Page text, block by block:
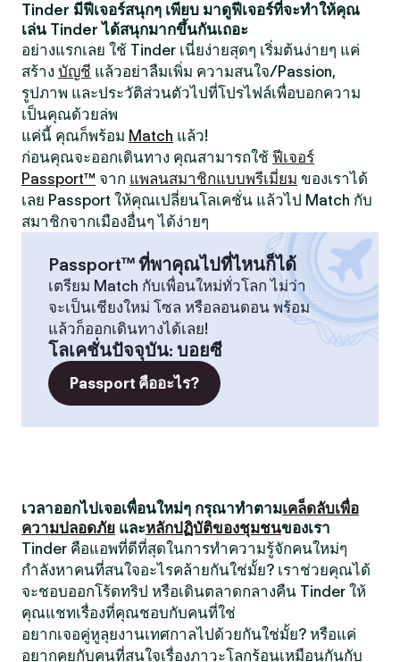
Tinder มีฟีเจอร์สนุกๆ เพียบ มาดูฟีเจอร์ที่จะทำให้คุณ
เล่น Tinder ได้สนุกมากขึ้นกันเถอะ
อย่างแรกเลย ใช้ Tinder เนี่ยง่ายสุดๆ เริ่มต้นง่ายๆ แค่
สร้าง บัญชี แล้วอย่าลืมเพิ่ม ความสนใจ/Passion,
รูปภาพ และประวัติส่วนตัวไปที่โปรไฟล์เพื่อบอกความ
เป็นคุณด้วยล่พ
แค่นี้ คุณก็พร้อม Match แล้ว!
ก่อนคุณจะออกเดินทาง คุณสามารถใช้ ฟีเจอร์
Passport™ จาก แพลนสมาชิกแบบพรีเมี่ยม ของเราได้
เลย Passport ให้คุณเปลี่ยนโลเคชั่น แล้วไป Match กับ
สมาชิกจากเมืองอื่นๆ ได้ง่ายๆ
Passport™ ที่พาคุณไปที่ไหนก็ได้
เตรียม Match กับเพื่อนใหม่ทั่วโลก ไม่ว่า
จะเป็นเชียงใหม่ โซล หรือลอนดอน พร้อม
แล้วก็ออกเดินทางได้เลย!
โลเคชั่นปัจจุบัน: บอยซี
Passport คืออะไร?
เวลาออกไปเจอเพื่อนใหม่ๆ กรุณาทำตามเคล็ดลับเพื่อ
ความปลอดภัย และหลักปฏิบัติของชุมชนของเรา
Tinder คือแอพที่ดีที่สุดในการทำความรู้จักคนใหม่ๆ
กำลังหาคนที่สนใจอะไรคล้ายกันใช่มั้ย? เราช่วยคุณได้
จะชอบออกโร้ดทริป หรือเดินตลาดกลางคืน Tinder ให้
คุณแชทเรื่องที่คุณชอบกับคนที่ใช่
อยากเจอคู่หูลุยงานเทศกาลไปด้วยกันใช่มั้ย? หรือแค่
อยากคุยกับคนที่สนใจเรื่องภาวะโลกร้อนเหมือนกันกับ